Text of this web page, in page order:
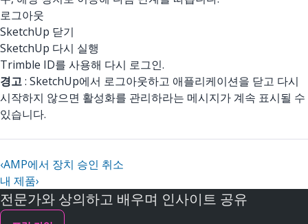
로그아웃
SketchUp 닫기
SketchUp 다시 실행
Trimble ID를 사용해 다시 로그인.
경고: SketchUp에서 로그아웃하고 애플리케이션을 닫고 다시
시작하지 않으면 활성화를 관리하라는 메시지가 계속 표시될 수
있습니다.
‹AMP에서 장치 승인 취소
내 제품›
전문가와 상의하고 배우며 인사이트 공유